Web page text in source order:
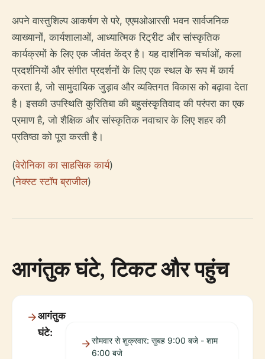
अपने वास्तुशिल्प आकर्षण से परे, एएमओआरसी भवन सार्वजनिक
व्याख्यानों, कार्यशालाओं, आध्यात्मिक रिट्रीट और सांस्कृतिक
कार्यक्रमों के लिए एक जीवंत केंद्र है। यह दार्शनिक चर्चाओं, कला
प्रदर्शनियों और संगीत प्रदर्शनों के लिए एक स्थल के रूप में कार्य
करता है, जो सामुदायिक जुड़ाव और व्यक्तिगत विकास को बढ़ावा देता
है। इसकी उपस्थिति कुरितिबा की बहुसंस्कृतिवाद की परंपरा का एक
प्रमाण है, जो शैक्षिक और सांस्कृतिक नवाचार के लिए शहर की
प्रतिष्ठा को पूरा करती है।
(वेरोनिका का साहसिक कार्य)
(नेक्स्ट स्टॉप ब्राजील)
आगंतुक घंटे, टिकट और पहुंच
आगंतुक
घंटे:
सोमवार से शुक्रवार: सुबह 9:00 बजे - शाम
6:00 बजे